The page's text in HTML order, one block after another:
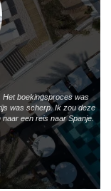
Het boekingsproces was
was scherp. Ik zou deze
een reis naar Spanje.